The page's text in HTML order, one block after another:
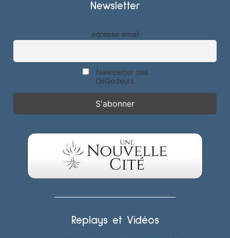
Newsletter
adresse email
Newsletter des
DéQodeurs
Replays et Vidéos